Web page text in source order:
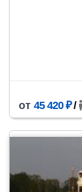
от 45 420 ₽/